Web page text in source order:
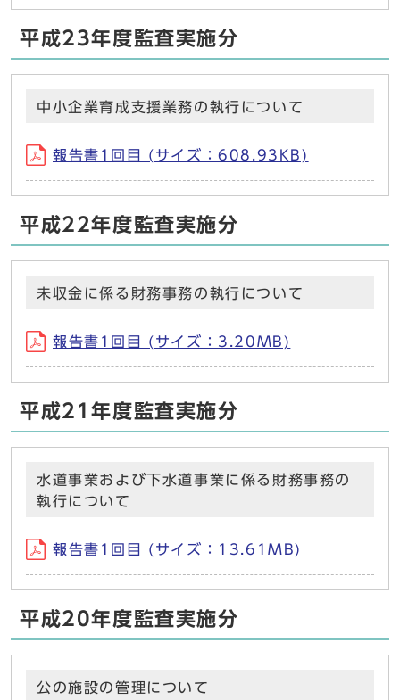
平成23年度監査実施分
中小企業育成支援業務の執行について
報告書1回目 (サイズ：608.93KB)
平成22年度監査実施分
未収金に係る財務事務の執行について
報告書1回目 (サイズ：3.20MB)
平成21年度監査実施分
水道事業および下水道事業に係る財務事務の
執行について
報告書1回目 (サイズ：13.61MB)
平成20年度監査実施分
公の施設の管理について